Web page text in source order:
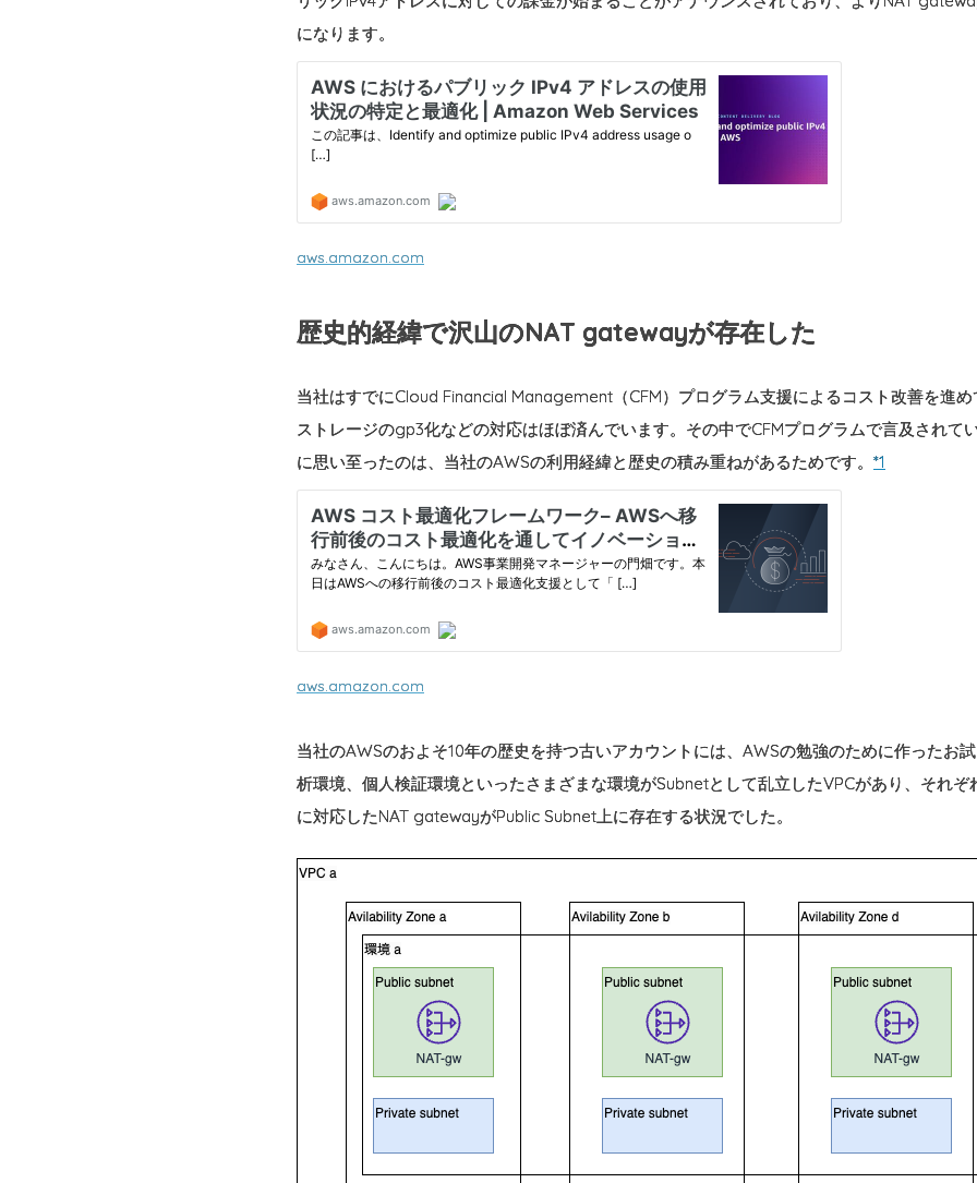
になります。
aws.amazon.com
歴史的経緯で沢山のNAT gatewayが存在した
当社はすでにCloud Financial Management（CFM）プログラム支援によるコスト改善を進
ストレージのgp3化などの対応はほぼ済んでいます。その中でCFMプログラムで言及されて
に思い至ったのは、当社のAWSの利用経緯と歴史の積み重ねがあるためです。 *1
aws.amazon.com
当社のAWSのおよそ10年の歴史を持つ古いアカウントには、AWSの勉強のために作ったお
析環境、個人検証環境といったさまざまな環境がSubnetとして乱立したVPCがあり、それ
に対応したNAT gatewayがPublic Subnet上に存在する状況でした。